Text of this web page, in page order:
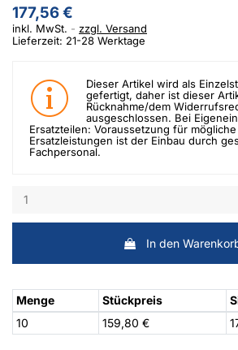
177,56 €
inkl. MwSt.
zzgl. Versand
Lieferzeit: 21-28 Werktage
Dieser Artikel wird als
gefertigt, daher ist dieser
Rücknahme/dem
ausgeschlossen. Bei
Ersatzteilen: Voraussetzung für
Ersatzleistungen ist der Einbau durch
Fachpersonal.
In den
Menge Stückpreis
10
159,80 €